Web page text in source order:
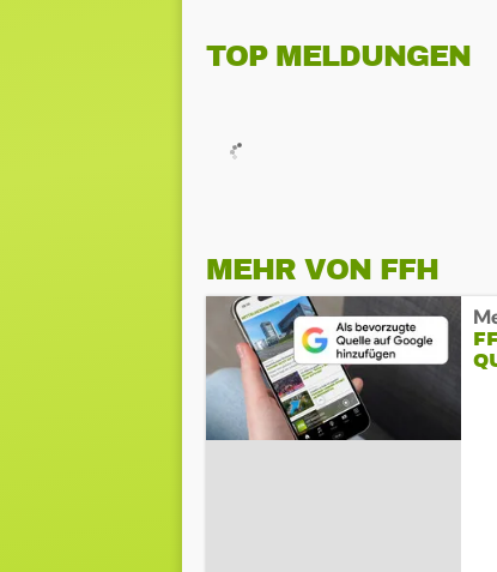
TOP MELDUNGEN
MEHR VON FFH